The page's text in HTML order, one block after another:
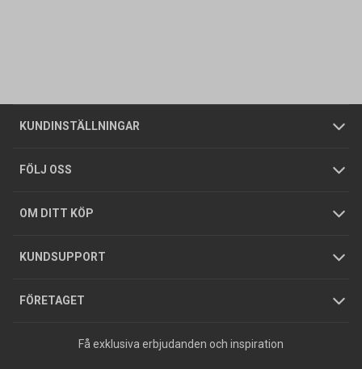
KUNDINSTÄLLNINGAR
Företagskund / Privatkund
FÖLJ OSS
OM DITT KÖP
Allmänna försäljningsvillkor
Integritetspolicy
GDPR
KUNDSUPPORT
Butiker
Foldrar och kataloger
Köpguider
Varumärken
FÖRETAGET
Om oss
Tjänster
Hållbarhet
Jobba hos oss
Press
Få exklusiva erbjudanden och inspiration